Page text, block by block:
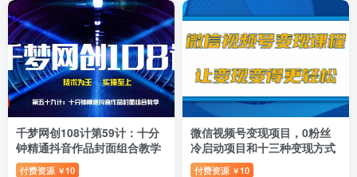
千梦网创108计第59计：十分
钟精通抖音作品封面组合教学
付费资源 ￥ 10
微信视频号变现项目，0粉丝
冷启动项目和十三种变现方式
付费资源 ￥ 10